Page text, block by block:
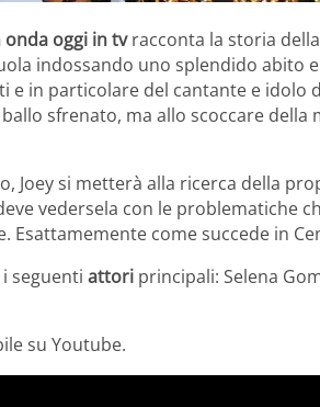
onda oggi in tvracconta la storia
indossando uno splendido abito
e in particolare del cantante e idolo
sfrenato, ma allo scoccare della
Joey si metterà alla ricerca della
vedersela con le problematiche
Esattamemente come succede in
seguenti attori principali: Selena
su Youtube.